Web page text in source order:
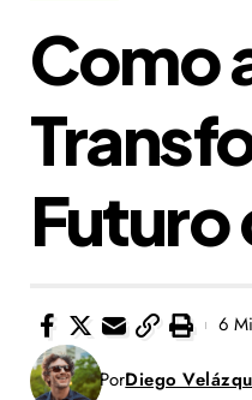
Como
Futuro
PorDiego
6